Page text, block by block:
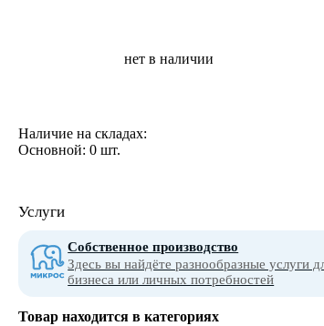
нет в наличии
Наличие на складах:
Основной:0 шт.
Услуги
Собственное производство
Здесь вы найдёте разнообразные услуги
бизнеса или личных потребностей
Товар находится в категориях